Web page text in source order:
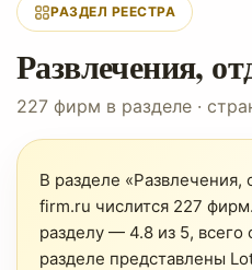
РАЗДЕЛ РЕЕСТРА
Развлечения,
227 фирм в разделе ·
В разделе «Развлечения,
firm.ru числится 227
разделу — 4.8 из 5, всего
разделе представлены